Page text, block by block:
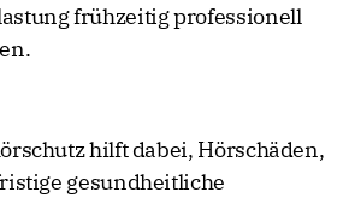
frühzeitig professionell
hilft dabei, Hörschäden,
gesundheitliche